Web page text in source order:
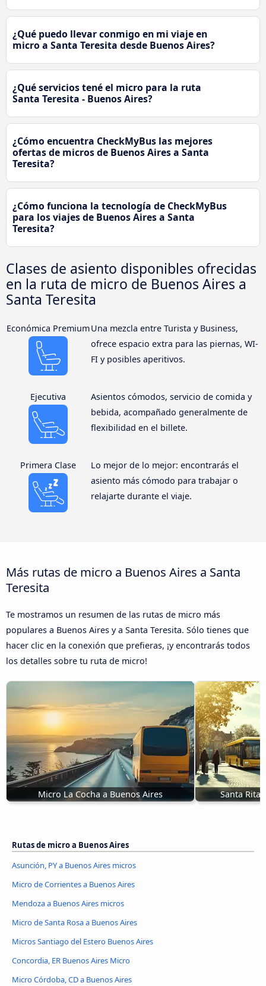
¿Qué puedo llevar conmigo en mi viaje en
micro a Santa Teresita desde Buenos Aires?
¿Qué servicios tené el micro para la ruta
Santa Teresita - Buenos Aires?
¿Cómo encuentra CheckMyBus las mejores
ofertas de micros de Buenos Aires a Santa
Teresita?
¿Cómo funciona la tecnología de CheckMyBus
para los viajes de Buenos Aires a Santa
Teresita?
Clases de asiento disponibles ofrecidas
en la ruta de micro de Buenos Aires a
Santa Teresita
Económica PremiumUna mezcla entre Turista y Business,
ofrece espacio extra para las piernas, WI-
FI y posibles aperitivos.
Ejecutiva
Asientos cómodos, servicio de comida y
bebida, acompañado generalmente de
flexibilidad en el billete.
Primera Clase
Lo mejor de lo mejor: encontrarás el
asiento más cómodo para trabajar o
relajarte durante el viaje.
Más rutas de micro a Buenos Aires a Santa
Teresita
Te mostramos un resumen de las rutas de micro más
populares a Buenos Aires y a Santa Teresita. Sólo tienes que
hacer clic en la conexión que prefieras, ¡y encontrarás todos
los detalles sobre tu ruta de micro!
Micro La Cocha a Buenos Aires Santa Rita
Rutas de micro a Buenos Aires
Asunción, PY a Buenos Aires micros
Micro de Corrientes a Buenos Aires
Mendoza a Buenos Aires micros
Micro de Santa Rosa a Buenos Aires
Micros Santiago del Estero Buenos Aires
Concordia, ER Buenos Aires Micro
Micro Córdoba, CD a Buenos Aires